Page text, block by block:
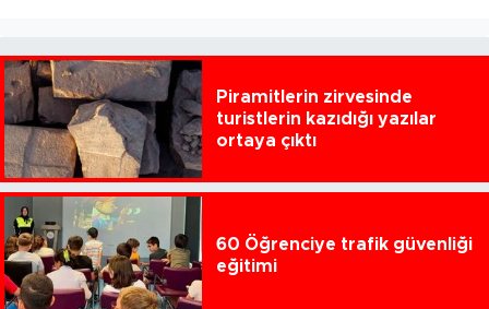
Piramitlerin zirvesinde
turistlerin kazıdığı yazılar
ortaya çıktı
60 Öğrenciye trafik güvenliği
eğitimi